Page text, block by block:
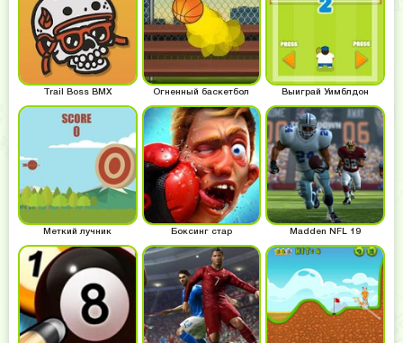
Trail Boss BMX Огненный баскетбол Выиграй Уимблдон
Меткий лучник Боксинг стар Madden NFL 19